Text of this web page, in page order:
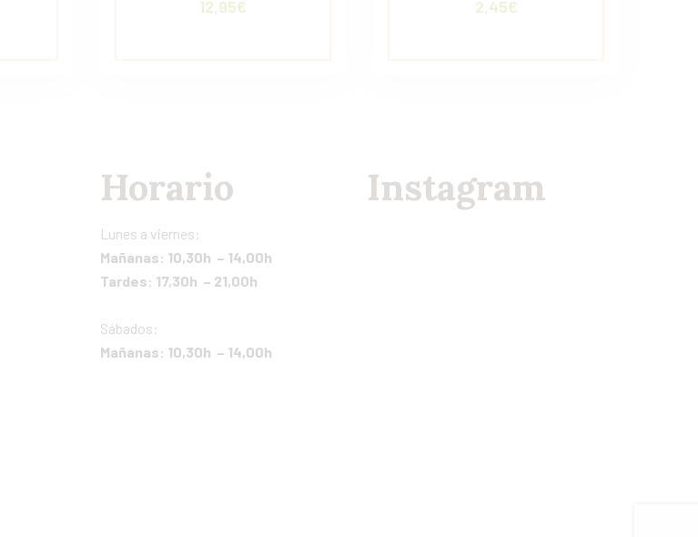
12,95€ 2,45€
Horario
Lunes a viernes:
Mañanas: 10,30h – 14,00h
Tardes: 17,30h – 21,00h
Sábados:
Mañanas: 10,30h – 14,00h
Instagram